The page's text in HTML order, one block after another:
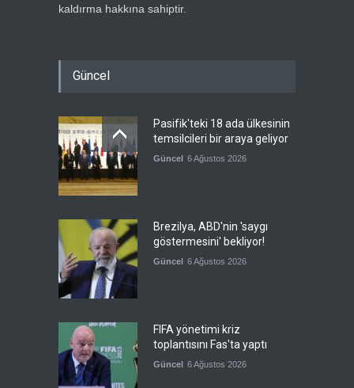
kaldırma hakkına sahiptir.
Güncel
Pasifik'teki 18 ada ülkesinin
temsilcileri bir araya geliyor
Güncel 6 Ağustos 2026
Brezilya, ABD'nin 'saygı
göstermesini' bekliyor!
Güncel 6 Ağustos 2026
FIFA yönetimi kriz
toplantısını Fas'ta yaptı
Güncel 6 Ağustos 2026